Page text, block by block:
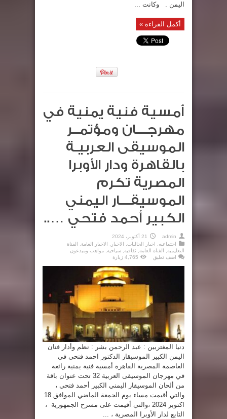
اليمن . وكانت ...
أكمل القراءة »
أمسية فنية يمنية في
مهرجـــان ومؤتمــر
الموسيقى العربيـة
بالقاهرة ودار الأوبرا
المصرية تكرم
الموسيقـــار اليمني
الكبير أحمد فتحي …..
admin
21 أكتوبر، 2024
اجتماعيه, اخبار الجاليات, الاخبار , الاخبار العامة, الفناة
التعليمية, الفناة العامة, ثقافية, سياحية, مواهب ومبدعون
اضف تعليق
4,765 زيارة
دنيا المغتربين : عبد الرحمن بشر : نظم وأدار فنان
اليمن الكبير الموسيقار الدكتور احمد فتحي في
العاصمة المصرية القاهرة أمسية فنية يمنية رائعة
في مهرجان الموسيقى العربية 32 تحت عنوان باقة
من ألحان الموسيقار اليمني الكبير أحمد فتحي ،
والتي أقيمت مساء يوم الجمعة الماضي الموافق 18
اكتوبر 2024 ،والتي أقيمت على مسرح الجمهورية ،
التابع لدار الأوبرا المصرية ، ...